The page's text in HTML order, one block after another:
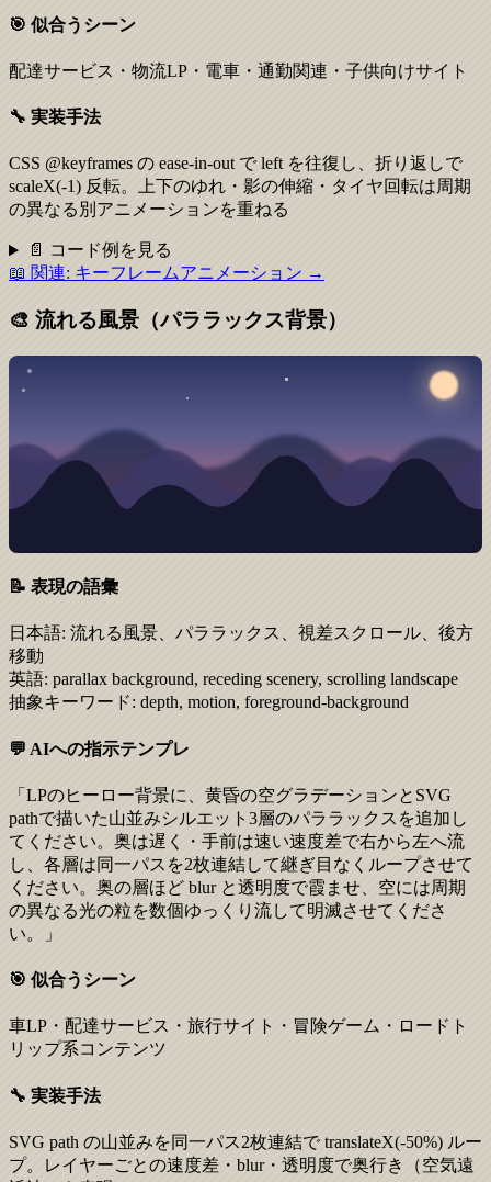
🎯 似合うシーン
配達サービス・物流LP・電車・通勤関連・子供向けサイト
🔧 実装手法
CSS @keyframes の ease-in-out で left を往復し、折り返しで
scaleX(-1) 反転。上下のゆれ・影の伸縮・タイヤ回転は周期
の異なる別アニメーションを重ねる
📄 コード例を見る
📖 関連: キーフレームアニメーション →
🎨 流れる風景（パララックス背景）
📝 表現の語彙
日本語: 流れる風景、パララックス、視差スクロール、後方
移動
英語: parallax background, receding scenery, scrolling landscape
抽象キーワード: depth, motion, foreground-background
💬 AIへの指示テンプレ
「LPのヒーロー背景に、黄昏の空グラデーションとSVG
pathで描いた山並みシルエット3層のパララックスを追加し
てください。奥は遅く・手前は速い速度差で右から左へ流
し、各層は同一パスを2枚連結して継ぎ目なくループさせて
ください。奥の層ほど blur と透明度で霞ませ、空には周期
の異なる光の粒を数個ゆっくり流して明滅させてくださ
い。」
🎯 似合うシーン
車LP・配達サービス・旅行サイト・冒険ゲーム・ロードト
リップ系コンテンツ
🔧 実装手法
SVG path の山並みを同一パス2枚連結で translateX(-50%) ルー
プ。レイヤーごとの速度差・blur・透明度で奥行き（空気遠